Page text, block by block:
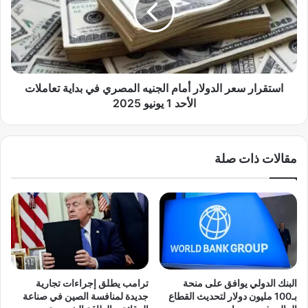
ح
ر
ب
ا
ل
ف
ي
ا
ل
ح
ر
ا
ر
س
ع
ل
أ
ا
ج
ن
استقرار سعر الدولار أمام الجنيه المصري في بداية تعاملات
الأحد 1 يونيو 2025
مقالات ذات صلة
البنك الدولي يوافق على منحة
بـ100 مليون دولار لتحديث القطاع
ترامب يطلق إجراءات تجارية
جديدة لمنافسة الصين في صناعة